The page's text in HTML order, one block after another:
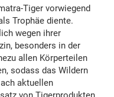
Tiger vorwiegend
Trophäe diente.
wegen ihrer
besonders in der
allen Körperteilen
sodass das Wildern
aktuellen